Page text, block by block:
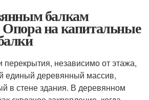
балкам
на капитальные
перекрытия, независимо от этажа,
единый деревянный массив,
в стене здания. В деревянном